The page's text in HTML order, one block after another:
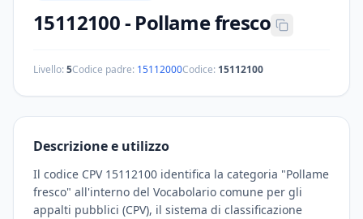
15112100- Pollame fresco
Livello:5Codice padre: 15112000Codice: 15112100
Descrizione e utilizzo
Il codice CPV 15112100 identifica la categoria "Pollame
fresco" all'interno del Vocabolario comune per gli
appalti pubblici (CPV), il sistema di classificazione